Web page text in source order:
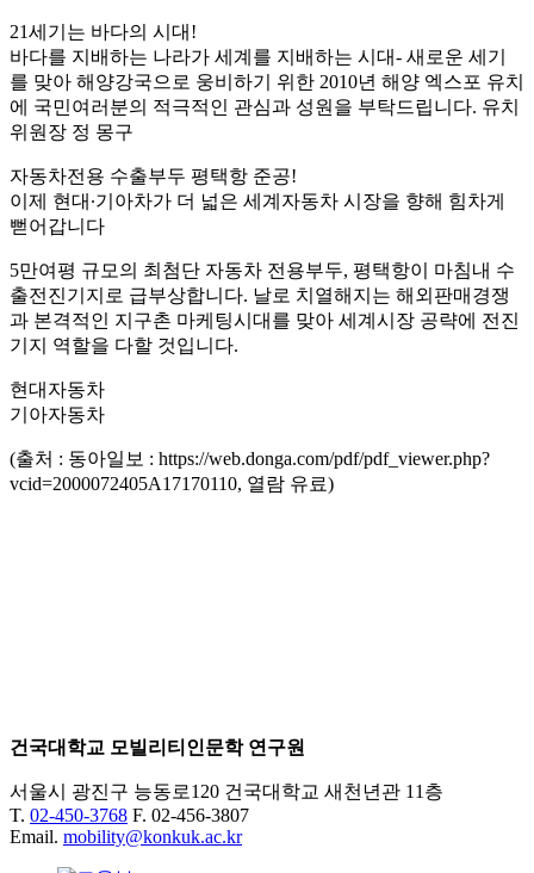
21세기는 바다의 시대!
바다를 지배하는 나라가 세계를 지배하는 시대- 새로운 세기
를 맞아 해양강국으로 웅비하기 위한 2010년 해양 엑스포 유치
에 국민여러분의 적극적인 관심과 성원을 부탁드립니다. 유치
위원장 정 몽구
자동차전용 수출부두 평택항 준공!
이제 현대∙기아차가 더 넓은 세계자동차 시장을 향해 힘차게
뻗어갑니다
5만여평 규모의 최첨단 자동차 전용부두, 평택항이 마침내 수
출전진기지로 급부상합니다. 날로 치열해지는 해외판매경쟁
과 본격적인 지구촌 마케팅시대를 맞아 세계시장 공략에 전진
기지 역할을 다할 것입니다.
현대자동차
기아자동차
(출처 : 동아일보 : https://web.donga.com/pdf/pdf_viewer.php?
vcid=2000072405A17170110, 열람 유료)
건국대학교 모빌리티인문학 연구원
서울시 광진구 능동로120 건국대학교 새천년관 11층
T. 02-450-3768 F. 02-456-3807
Email. mobility@konkuk.ac.kr